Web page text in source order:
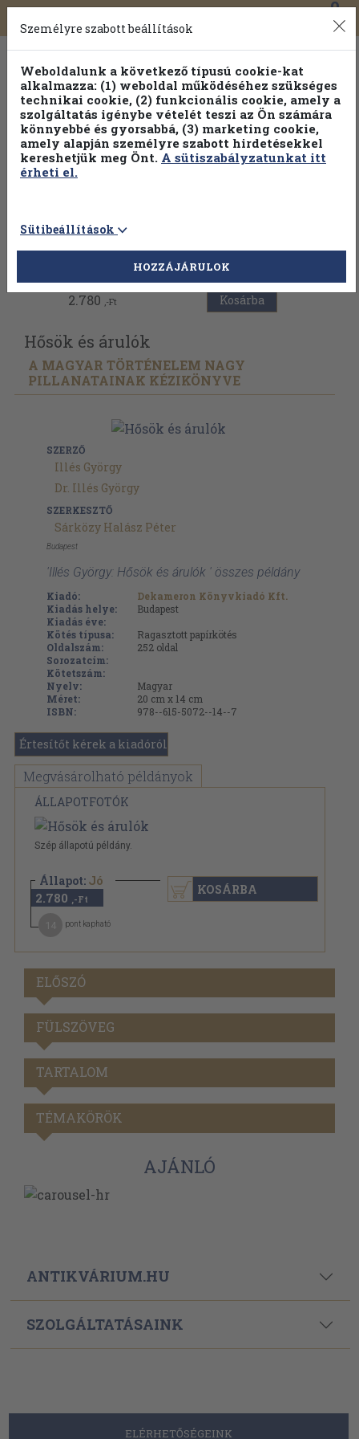
Toggle
navigation
0
Válogasson több mint 30 000 kötet közül
Hobbi témakörökben20% kedvezménnyel!
Vissza az előző oldalra
2.780 ,-Ft Kosárba
Hősök és árulók
A MAGYAR TÖRTÉNELEM NAGY
PILLANATAINAK KÉZIKÖNYVE
SZERZŐ
Illés György
Dr. Illés György
SZERKESZTŐ
Sárközy Halász Péter
Budapest
'Illés György: Hősök és árulók ' összes példány
Kiadó:
Dekameron Könyvkiadó Kft.
Kiadás helye:
Budapest
Kiadás éve:
Kötés típusa:
Ragasztott papírkötés
Oldalszám:
252 oldal
Sorozatcím:
Kötetszám:
Nyelv:
Magyar
Méret:
20 cm x 14 cm
ISBN:
978--615-5072--14--7
Értesítőt kérek a kiadóról
Megvásárolható példányok
ÁLLAPOTFOTÓK
Szép állapotú példány.
Állapot: Jó
2.780 ,-Ft
pont kapható
KOSÁRBA
ELŐSZÓ
FÜLSZÖVEG
TARTALOM
TÉMAKÖRÖK
AJÁNLÓ
ANTIKVÁRIUM.HU
SZOLGÁLTATÁSAINK
ELÉRHETŐSÉGEINK
Személyre szabott beállítások
Weboldalunk a következő típusú cookie-kat
alkalmazza: (1) weboldal működéséhez szükséges
technikai cookie, (2) funkcionális cookie, amely a
szolgáltatás igénybe vételét teszi az Ön számára
könnyebbé és gyorsabbá, (3) marketing cookie,
amely alapján személyre szabott hirdetésekkel
kereshetjük meg Önt. A sütiszabályzatunkat itt
érheti el.
Sütibeállítások
HOZZÁJÁRULOK